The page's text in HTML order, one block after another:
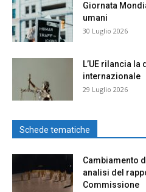
Giornata
umani
30 Luglio 2026
L’UE rilancia
internazionale
29 Luglio 2026
Schede tematiche
Cambiamento
analisi del
Commissione